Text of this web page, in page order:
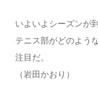
いよいよシーズンが
テニス部がどのよう
注目だ。
（岩田かおり）